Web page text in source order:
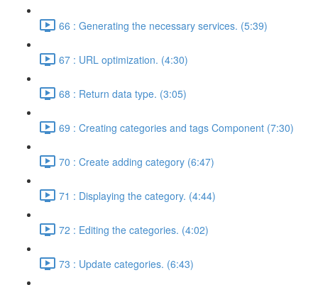
66 : Generating the necessary services. (5:39)
67 : URL optimization. (4:30)
68 : Return data type. (3:05)
69 : Creating categories and tags Component (7:30)
70 : Create adding category (6:47)
71 : Displaying the category. (4:44)
72 : Editing the categories. (4:02)
73 : Update categories. (6:43)